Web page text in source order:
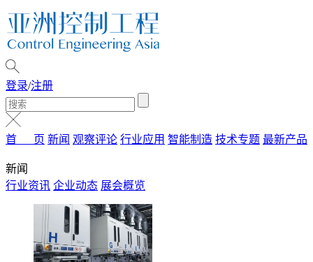
登录/注册
首 页 新闻 观察评论 行业应用 智能制造 技术专题 最新产品
新闻
行业资讯 企业动态 展会概览